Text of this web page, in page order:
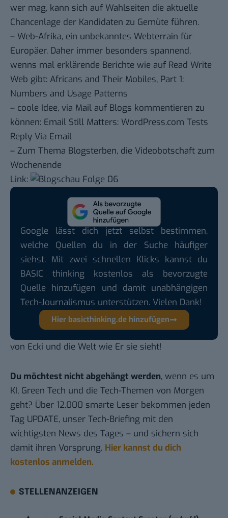
wer mag, kann sich auf Wahlseiten die aktuelle
Chancenlage der Kandidaten zu Gemüte führen.
– Web-Afrika, ein unbekanntes Webterrain für
Europäer. Daher immer besonders spannend,
wenns mal erklärende Berichte wie auf Read Write
Web gibt: Africans and Their Mobiles, Part 1:
Numbers and Usage Patterns
– coole Idee, via Mail auf Blogs kommentieren zu
können: Email Still Matters: WordPress.com Tests
Reply Via Email
– Zum Thema Blogsterben, die Videobotschaft zum
Wochenende
Link:
Google lässt dich jetzt selbst bestimmen,
welche Quellen du in der Suche häufiger
siehst. Mit zwei schnellen Klicks kannst du
BASIC thinking kostenlos als bevorzugte
Quelle hinzufügen und damit unabhängigen
Tech-Journalismus unterstützen. Vielen Dank!
Hier basicthinking.de hinzufügen
von Ecki und die Welt wie Er sie sieht!
Du möchtest nicht abgehängt werden, wenn es um
KI, Green Tech und die Tech-Themen von Morgen
geht? Über 12.000 smarte Leser bekommen jeden
Tag UPDATE, unser Tech-Briefing mit den
wichtigsten News des Tages – und sichern sich
damit ihren Vorsprung. Hier kannst du dich
kostenlos anmelden.
STELLENANZEIGEN